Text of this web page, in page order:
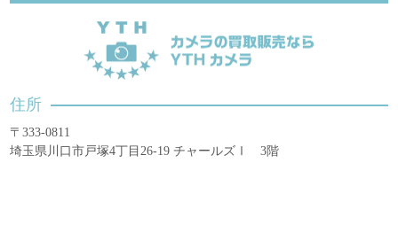
住所
〒333-0811
埼玉県川口市戸塚4丁目26-19 チャールズⅠ 3階